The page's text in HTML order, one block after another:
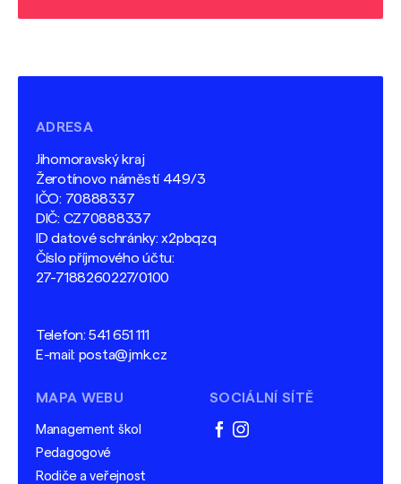
ADRESA
Jihomoravský kraj
Žerotínovo náměstí 449/3
IČO: 70888337
DIČ: CZ70888337
ID datové schránky: x2pbqzq
Číslo příjmového účtu:
27-7188260227/0100
Telefon:541 651 111
E-mail: posta@jmk.cz
MAPA WEBU
Management škol
Pedagogové
Rodiče a veřejnost
SOCIÁLNÍ SÍTĚ
facebook
instagram